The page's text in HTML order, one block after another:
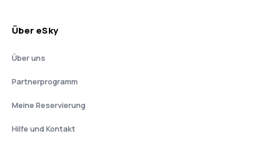
Über eSky
Über uns
Partnerprogramm
Meine Reservierung
Hilfe und Kontakt